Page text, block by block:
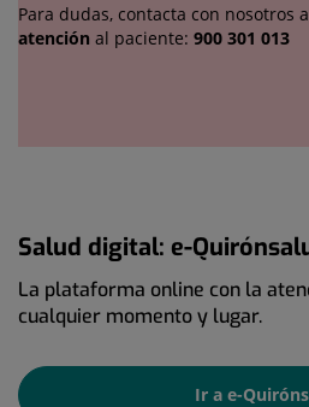
Para dudas, contacta con nosotros
atención al paciente: 900 301 013
Salud
digital:
e-
Quirónsalud
Salud digital: e-
La plataforma online con la
cualquier momento y lugar.
Ir a e-